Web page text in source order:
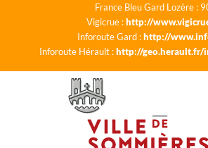
France Bleu Gard Lozère :
Vigicrue :http://
Inforoute Gard :http://
Inforoute Hérault :http://